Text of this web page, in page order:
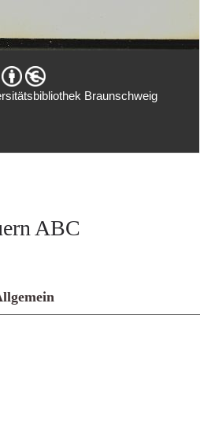
Braunschweig
ABC